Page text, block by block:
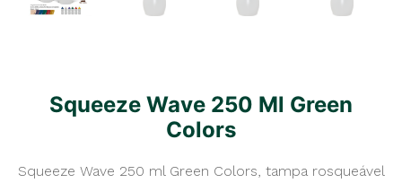
Squeeze Wave 250 Ml Green
Colors
Squeeze Wave 250 ml Green Colors, tampa rosqueável